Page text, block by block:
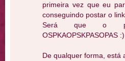
primeira vez que eu
conseguindo postar o
Será que o
OSPKAOPSKPASOPAS :)
De qualquer forma, está